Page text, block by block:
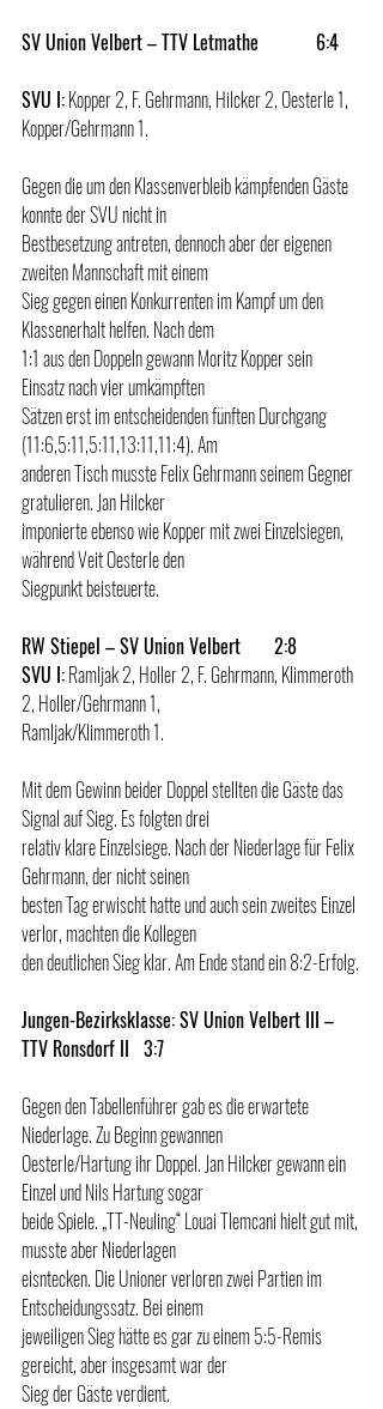
SV Union Velbert – TTV Letmathe            6:4
SVU I: Kopper 2, F. Gehrmann, Hilcker 2, Oesterle 1,
Kopper/Gehrmann 1.
Gegen die um den Klassenverbleib kämpfenden Gäste
konnte der SVU nicht in
Bestbesetzung antreten, dennoch aber der eigenen
zweiten Mannschaft mit einem
Sieg gegen einen Konkurrenten im Kampf um den
Klassenerhalt helfen. Nach dem
1:1 aus den Doppeln gewann Moritz Kopper sein
Einsatz nach vier umkämpften
Sätzen erst im entscheidenden fünften Durchgang
(11:6,5:11,5:11,13:11,11:4). Am
anderen Tisch musste Felix Gehrmann seinem Gegner
gratulieren. Jan Hilcker
imponierte ebenso wie Kopper mit zwei Einzelsiegen,
während Veit Oesterle den
Siegpunkt beisteuerte.
RW Stiepel – SV Union Velbert       2:8
SVU I: Ramljak 2, Holler 2, F. Gehrmann, Klimmeroth
2, Holler/Gehrmann 1,
Ramljak/Klimmeroth 1.
Mit dem Gewinn beider Doppel stellten die Gäste das
Signal auf Sieg. Es folgten drei
relativ klare Einzelsiege. Nach der Niederlage für Felix
Gehrmann, der nicht seinen
besten Tag erwischt hatte und auch sein zweites Einzel
verlor, machten die Kollegen
den deutlichen Sieg klar. Am Ende stand ein 8:2-Erfolg.
Jungen-Bezirksklasse: SV Union Velbert III –
TTV Ronsdorf II   3:7
Gegen den Tabellenführer gab es die erwartete
Niederlage. Zu Beginn gewannen
Oesterle/Hartung ihr Doppel. Jan Hilcker gewann ein
Einzel und Nils Hartung sogar
beide Spiele. „TT-Neuling“ Louai Tlemcani hielt gut mit,
musste aber Niederlagen
eisntecken. Die Unioner verloren zwei Partien im
Entscheidungssatz. Bei einem
jeweiligen Sieg hätte es gar zu einem 5:5-Remis
gereicht, aber insgesamt war der
Sieg der Gäste verdient.